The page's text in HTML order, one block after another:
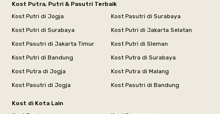
Kost Putra, Putri & Pasutri Terbaik
Kost Putri di Jogja
Kost Pasutri di Surabaya
Kost Putri di Surabaya
Kost Putri di Jakarta Selatan
Kost Pasutri di Jakarta Timur
Kost Putri di Sleman
Kost Putri di Bandung
Kost Putra di Surabaya
Kost Putra di Jogja
Kost Putra di Malang
Kost Pasutri di Jogja
Kost Pasutri di Bandung
Kost di Kota Lain